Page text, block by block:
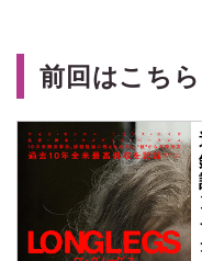
前回はこちら